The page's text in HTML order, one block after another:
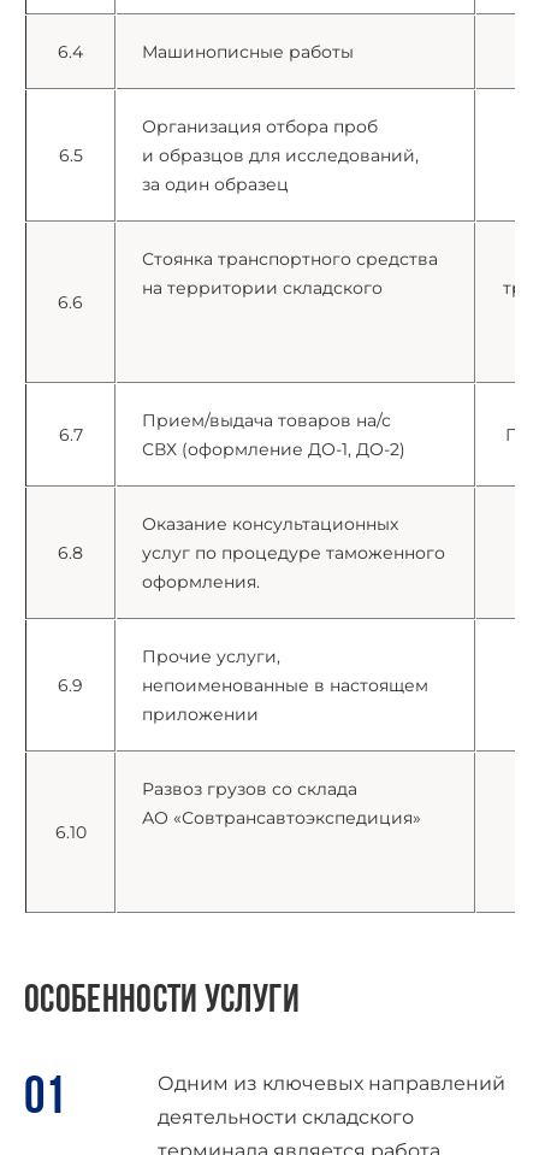
6.4 Машинописные работы
6.5
Организация отбора проб
и образцов для исследований,
за один образец
6.6
Стоянка транспортного средства
на территории складского
6.7
Прием/выдача товаров на/с
СВХ (оформление ДО-1, ДО-2)
6.8
Оказание консультационных
услуг по процедуре таможенного
оформления.
6.9
Прочие услуги,
непоименованные в настоящем
приложении
6.10
Развоз грузов со склада
АО «Совтрансавтоэкспедиция»
особенности услуги
Одним из ключевых направлений
деятельности складского